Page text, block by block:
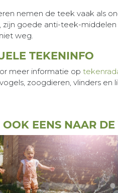
nemen de teek vaak als
zijn goede anti-teek-middelen
weg.
TEKENINFO
meer informatie op
zoogdieren, vlinders
EENS NAAR